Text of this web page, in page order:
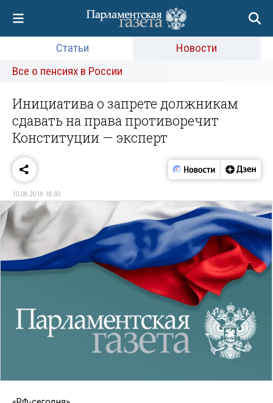
Статьи
Новости
Все о пенсиях в России
Инициатива о запрете должникам
сдавать на права противоречит
Конституции — эксперт
10.06.2016 16:30